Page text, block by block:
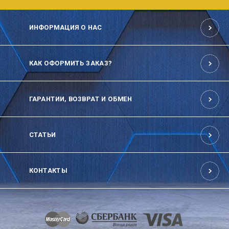
ИНФОРМАЦИЯ О НАС
КАК ОФОРМИТЬ ЗАКАЗ?
ГАРАНТИИ, ВОЗВРАТ И ОБМЕН
СТАТЬИ
КОНТАКТЫ